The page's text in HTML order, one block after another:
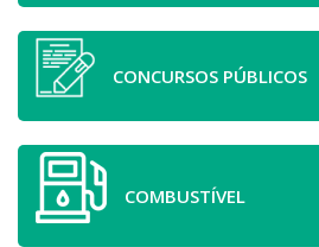
CONCURSOS PÚBLICOS
COMBUSTÍVEL